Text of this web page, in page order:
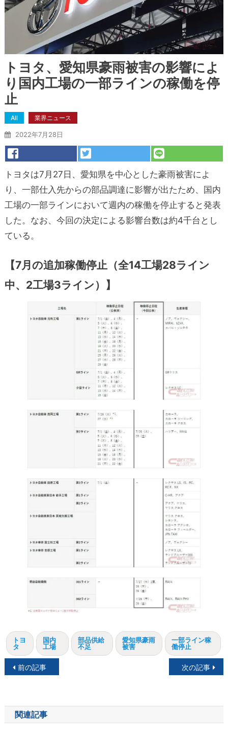
トヨタ、愛知県豪雨被害の影響によ
り国内工場の一部ラインの稼働を停
止
All 業界ニュース
2022年7月28日
トヨタは7月27日、愛知県を中心とした豪雨被害によ
り、一部仕入先からの部品調達に影響が出たため、国内
工場の一部ラインにおいて週内の稼働を停止すると発表
した。なお、今回の決定による影響台数は約4千台とし
ている。
【7月の追加稼働停止（全14工場28ライン
中、2工場3ライン）】
トヨ
タ
国内
工場
部品供給
不足
愛知県豪雨
被害
一部ライン稼
働停止
投
ナ
ビ
前の記事 次の記事
関連記事